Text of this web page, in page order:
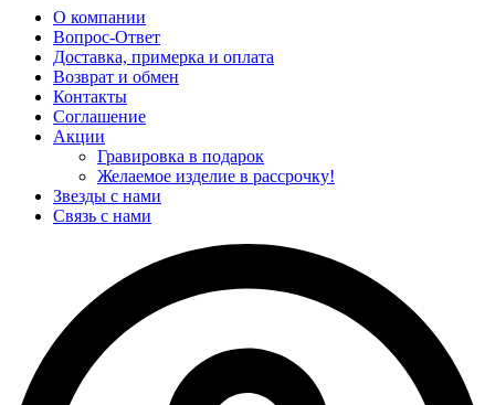
О компании
Вопрос-Ответ
Доставка, примерка и оплата
Возврат и обмен
Контакты
Соглашение
Акции
Гравировка в подарок
Желаемое изделие в рассрочку!
Звезды с нами
Связь с нами